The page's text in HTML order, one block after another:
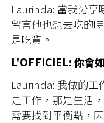
Laurinda: 當我分享
留言他也想去吃的
是吃貨。
L'OFFICIEL: 你會
Laurinda: 我做的工
是工作，那是生活
需要找到平衡點，